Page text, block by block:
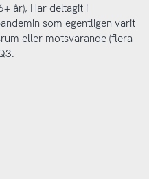
år), Har deltagit i
som egentligen varit
eller motsvarande (flera